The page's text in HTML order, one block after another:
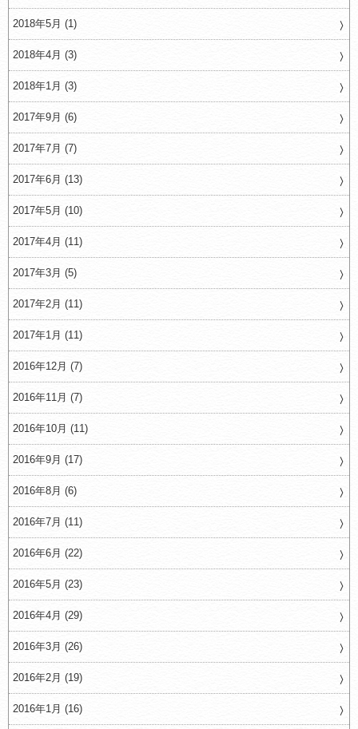
2018年5月 (1)
2018年4月 (3)
2018年1月 (3)
2017年9月 (6)
2017年7月 (7)
2017年6月 (13)
2017年5月 (10)
2017年4月 (11)
2017年3月 (5)
2017年2月 (11)
2017年1月 (11)
2016年12月 (7)
2016年11月 (7)
2016年10月 (11)
2016年9月 (17)
2016年8月 (6)
2016年7月 (11)
2016年6月 (22)
2016年5月 (23)
2016年4月 (29)
2016年3月 (26)
2016年2月 (19)
2016年1月 (16)